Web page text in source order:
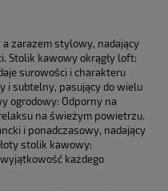
zarazem stylowy, nadający
Stolik kawowy okrągły loft:
surowości i charakteru
i subtelny, pasujący do wielu
ogrodowy: Odporny na
na świeżym powietrzu.
i ponadczasowy, nadający
stolik kawowy:
każdego